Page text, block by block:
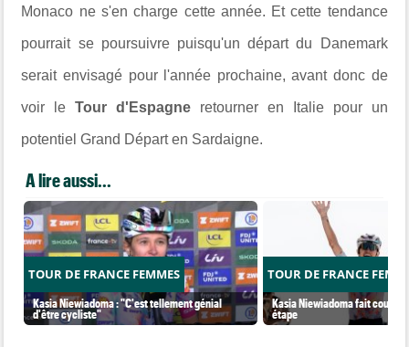
Monaco ne s'en charge cette année. Et cette tendance
pourrait se poursuivre puisqu'un départ du Danemark
serait envisagé pour l'année prochaine, avant donc de
voir leTour d'Espagne retourner en Italie pour un
potentiel Grand Départ en Sardaigne.
A lire aussi...
TOUR DE FRANCE FEMMES
Kasia Niewiadoma : "C'est tellement génial
d'être cycliste"
TOUR DE FRANCE
Kasia Niewiadoma fait coup
étape